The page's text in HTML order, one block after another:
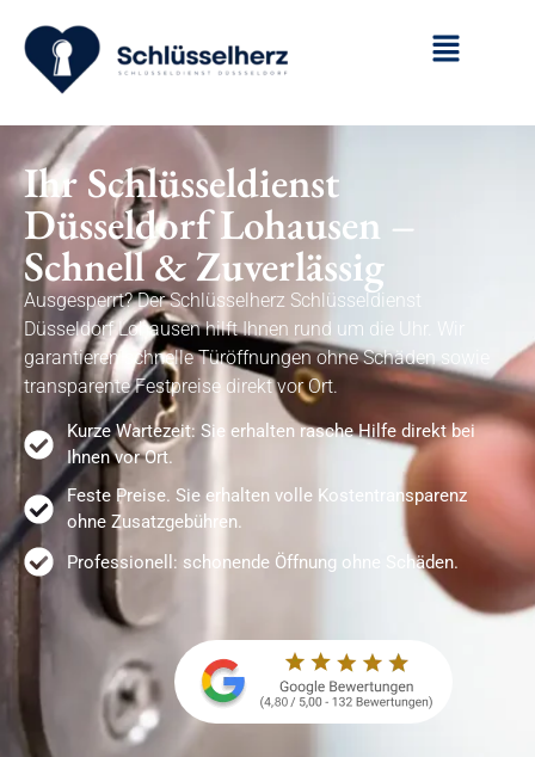
Ihr Schlüsseldienst
Düsseldorf Lohausen –
Schnell & Zuverlässig
Ausgesperrt? Der Schlüsselherz Schlüsseldienst
Düsseldorf Lohausen hilft Ihnen rund um die Uhr. Wir
garantieren schnelle Türöffnungen ohne Schäden sowie
transparente Festpreise direkt vor Ort.
Kurze Wartezeit: Sie erhalten rasche Hilfe direkt bei
Ihnen vor Ort.
Feste Preise. Sie erhalten volle Kostentransparenz
ohne Zusatzgebühren.
Professionell: schonende Öffnung ohne Schäden.